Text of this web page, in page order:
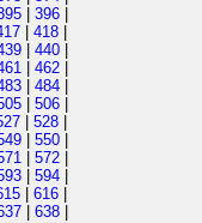
396
418
440
462
484
506
528
550
572
594
616
638